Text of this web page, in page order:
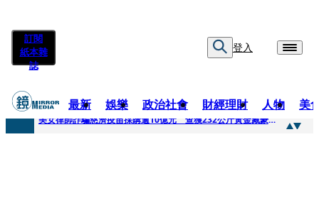
訂閱
紙本雜
誌
登入
最新 娛樂 政治社會 財經理財 人物 美
快訊
美女律師詐騙慈濟疫苗採購逾10億元 查獲232公斤黃金藏豪宅地板下